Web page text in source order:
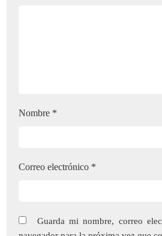
Nombre *
Correo electrónico *
Guarda mi nombre, correo